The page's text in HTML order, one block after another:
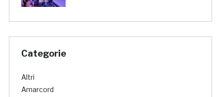
Categorie
Altri
Amarcord